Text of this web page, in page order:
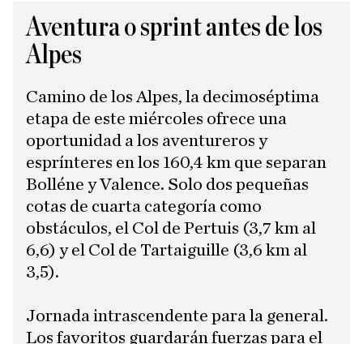
Aventura o sprint antes de los
Alpes
Camino de los Alpes, la decimoséptima
etapa de este miércoles ofrece una
oportunidad a los aventureros y
esprínteres en los 160,4 km que separan
Bolléne y Valence. Solo dos pequeñas
cotas de cuarta categoría como
obstáculos, el Col de Pertuis (3,7 km al
6,6) y el Col de Tartaiguille (3,6 km al
3,5).
Jornada intrascendente para la general.
Los favoritos guardarán fuerzas para el